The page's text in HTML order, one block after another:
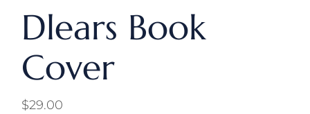
Dlears Book
Cover
$29.00